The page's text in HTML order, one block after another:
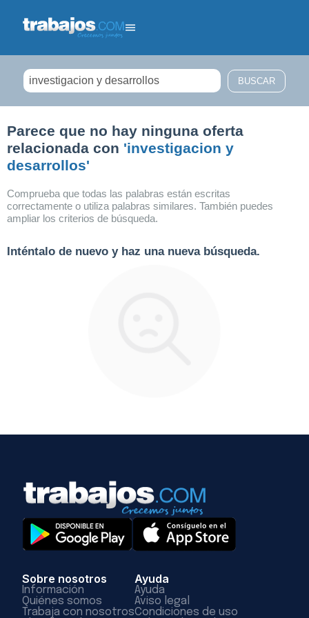
Parece que no hay ninguna oferta
relacionada con 'investigacion y
desarrollos'
Comprueba que todas las palabras están escritas
correctamente o utiliza palabras similares. También puedes
ampliar los criterios de búsqueda.
Inténtalo de nuevo y haz una nueva búsqueda.
Sobre nosotros
Información
Quiénes somos
Trabaja con nosotros
Ayuda
Ayuda
Aviso legal
Condiciones de uso